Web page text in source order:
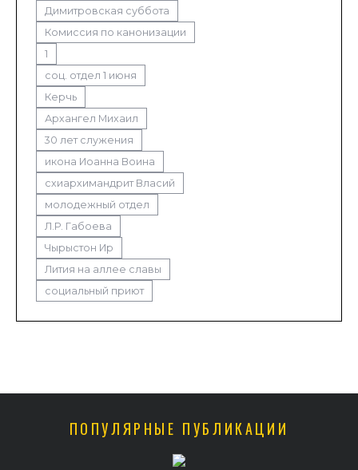
Димитровская суббота
Комиссия по канонизации
1
соц. отдел 1 июня
Керчь
Архангел Михаил
30 лет служения
икона Иоанна Воина
схиархимандрит Власий
молодежный отдел
Л.Р. Габоева
Чырыстон Ир
Лития на аллее славы
социальный приют
ПОПУЛЯРНЫЕ ПУБЛИКАЦИИ